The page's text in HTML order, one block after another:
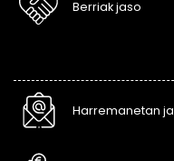
Berriak jaso
Harremanetan